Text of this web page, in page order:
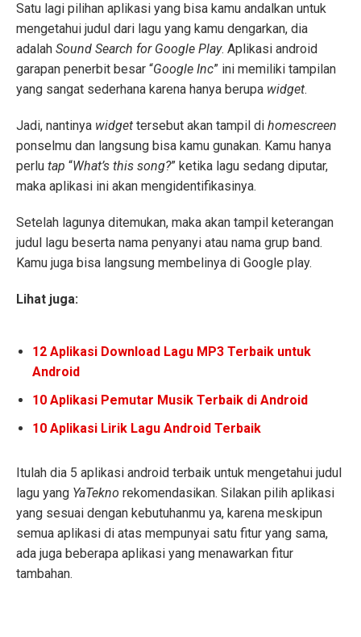
Satu lagi pilihan aplikasi yang bisa kamu andalkan untuk
mengetahui judul dari lagu yang kamu dengarkan, dia
adalah Sound Search for Google Play. Aplikasi android
garapan penerbit besar “Google Inc” ini memiliki tampilan
yang sangat sederhana karena hanya berupa widget.
Jadi, nantinya widget tersebut akan tampil di homescreen
ponselmu dan langsung bisa kamu gunakan. Kamu hanya
perlu tap “What’s this song?” ketika lagu sedang diputar,
maka aplikasi ini akan mengidentifikasinya.
Setelah lagunya ditemukan, maka akan tampil keterangan
judul lagu beserta nama penyanyi atau nama grup band.
Kamu juga bisa langsung membelinya di Google play.
Lihat juga:
12 Aplikasi Download Lagu MP3 Terbaik untuk
Android
10 Aplikasi Pemutar Musik Terbaik di Android
10 Aplikasi Lirik Lagu Android Terbaik
Itulah dia 5 aplikasi android terbaik untuk mengetahui judul
lagu yang YaTekno rekomendasikan. Silakan pilih aplikasi
yang sesuai dengan kebutuhanmu ya, karena meskipun
semua aplikasi di atas mempunyai satu fitur yang sama,
ada juga beberapa aplikasi yang menawarkan fitur
tambahan.